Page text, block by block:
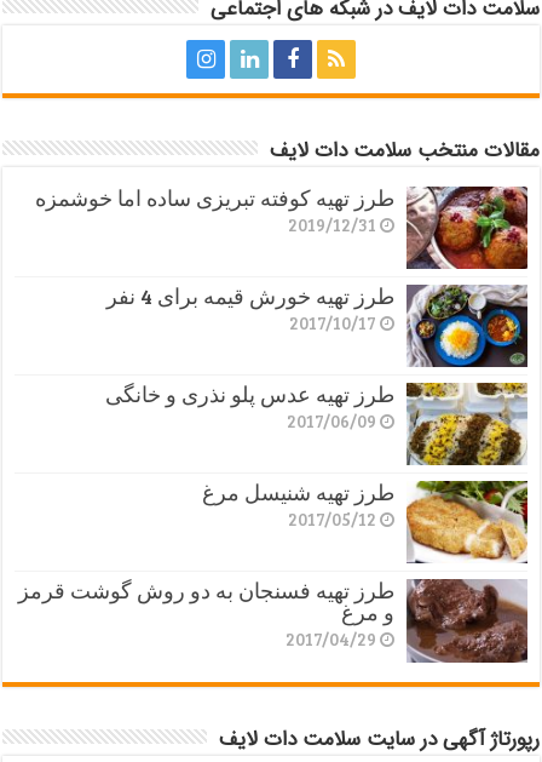
سلامت دات لایف در شبکه های اجتماعی
مقالات منتخب سلامت دات لایف
طرز تهیه کوفته تبریزی ساده اما خوشمزه
2019/12/31
طرز تهیه خورش قیمه برای 4 نفر
2017/10/17
طرز تهیه عدس پلو نذری و خانگی
2017/06/09
طرز تهیه شنیسل مرغ
2017/05/12
طرز تهیه فسنجان به دو روش گوشت قرمز
و مرغ
2017/04/29
رپورتاژ آگهی در سایت سلامت دات لایف